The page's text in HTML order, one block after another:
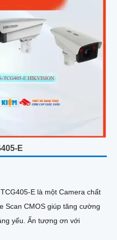
E
E là một Camera chất
Scan CMOS giúp tăng cường
ơn với